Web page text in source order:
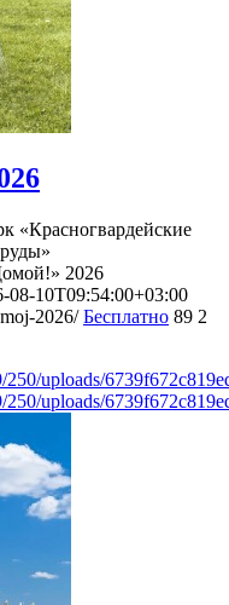
«Красногвардейские
2026
08-10T09:54:00+03:00
2026/ Бесплатно 89 2
uploads/
uploads/